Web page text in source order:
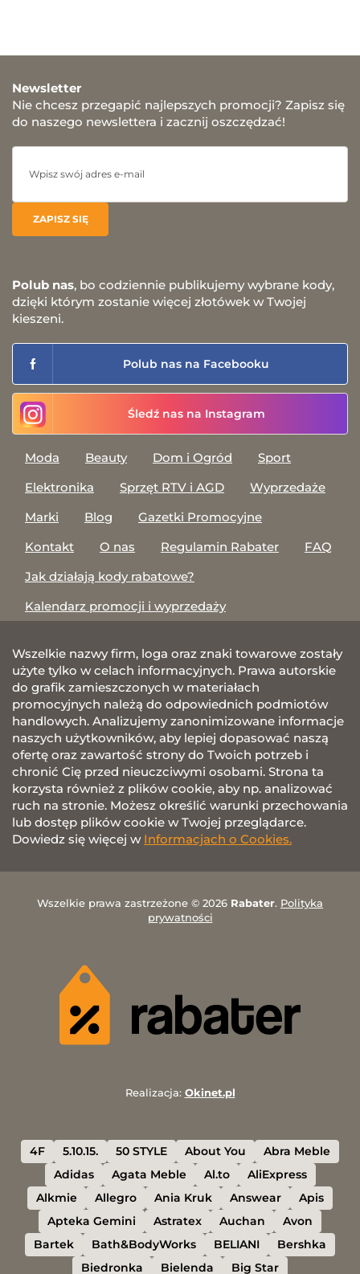
Newsletter
Nie chcesz przegapić najlepszych promocji? Zapisz się
do naszego newslettera i zacznij oszczędzać!
Polub nas, bo codziennie publikujemy wybrane kody,
dzięki którym zostanie więcej złotówek w Twojej
kieszeni.
Polub nas na Facebooku
Śledź nas na Instagram
Moda Beauty Dom i Ogród
Sport
Elektronika
Sprzęt RTV i AGD
Wyprzedaże
Marki
Blog
Gazetki Promocyjne
Kontakt
O nas Regulamin Rabater
FAQ
Jak działają kody rabatowe?
Kalendarz promocji i wyprzedaży
Wszelkie nazwy firm, loga oraz znaki towarowe zostały
użyte tylko w celach informacyjnych. Prawa autorskie
do grafik zamieszczonych w materiałach
promocyjnych należą do odpowiednich podmiotów
handlowych. Analizujemy zanonimizowane informacje
naszych użytkowników, aby lepiej dopasować naszą
ofertę oraz zawartość strony do Twoich potrzeb i
chronić Cię przed nieuczciwymi osobami. Strona ta
korzysta również z plików cookie, aby np. analizować
ruch na stronie. Możesz określić warunki przechowania
lub dostęp plików cookie w Twojej przeglądarce.
Dowiedz się więcej w Informacjach o Cookies.
Wszelkie prawa zastrzeżone © 2026 Rabater. Polityka
prywatności
Realizacja: Okinet.pl
4F 5.10.15. 50 STYLE About You
Abra Meble
Adidas
Agata Meble Al.to
AliExpress
Alkmie
Allegro Ania Kruk Answear
Apis
Apteka Gemini
Astratex Auchan
Avon
Bartek
Bath&BodyWorks BELIANI
Bershka
Biedronka
Bielenda Big Star